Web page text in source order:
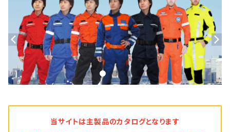
当サイトは主製品のカタログとなります